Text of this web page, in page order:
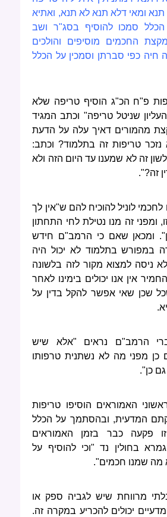
תנא ומאי דלא תנא לא תנא, ואתיא
סמכו להוסיף בסג"ר ושב
החכמים מוסיפים והולכים
חיה כפי סברתן וסמכין על הכלל
פ"ח הכ"ג הוסיף טריפה שלא
שניטל טריפה" וכתב המגיד
מהמורים דאיך עלה על הדעת
טריפות זה בתלמוד? וכתב:
זה לא שמענו עד היום הזה ולא
זה?".
לוניל להוכיח להם ש"אין לך
ומפני זה מנו נטילת לחי התחתון
ומכאן שאם כי הרמב"ם חידש
במפורש בתלמוד לא יכול היה
ניסה למצוא מקור לזה בלשונה
אין אנו יכולים בימינו לאחר
שכן שאי אפשר להקל בדין על
הרמב"ם נראים "אלא שיש
מפני מה לא נשתנית טרפותו
כן".
האמוראים הוסיפו טריפות
המדעית, ובהסתמך על הכלל
פקעה כבר בזמן האמוראים
בחולין נד "וכי להוסיף על
מה שמנו חכמים".
מרווחת שיש לגביה ספק או
יכולים להכריע במקרה זה.